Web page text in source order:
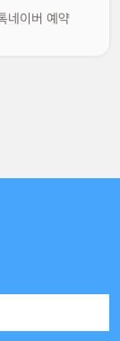
네이버 예약